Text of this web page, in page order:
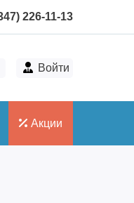
226-11-13
Войти
Акции